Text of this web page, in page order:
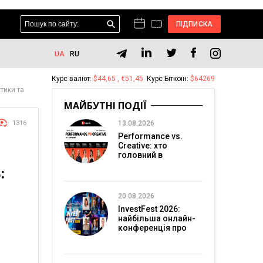
ПІДПИСКА
UA RU
та
1316
Курс валют: $44,65 , €51,45 Курс Біткоїн: $64269
МАЙБУТНІ ПОДІЇ
13.08.2026
Performance vs.
Creative: хто
головний в
20.08.2026
InvestFest 2026:
найбільша онлайн-
конференція про